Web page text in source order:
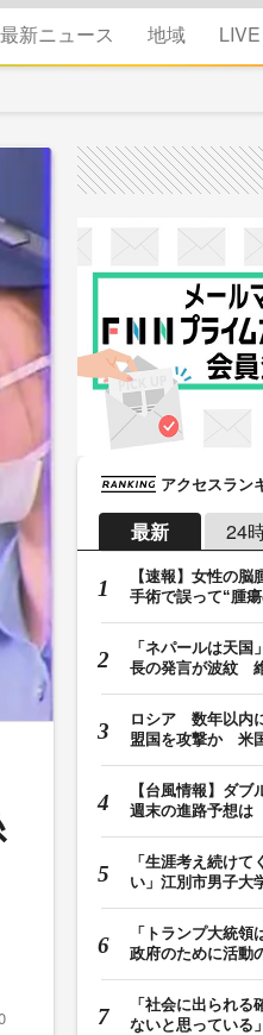
最新ニュース 地域 LIVE
アクセスラン
最新 24
【速報】女性の脳
手術で誤って“腫
「ネパールは天国
長の発言が波紋
ロシア 数年以内
盟国を攻撃か 米
【台風情報】ダブ
週末の進路予想
「生涯考え続けて
い」江別市男子大
「トランプ大統領
政府のために活動
「社会に出られる
ないと思っている